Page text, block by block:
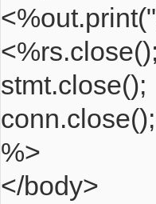
<%rs.close();
stmt.close();
conn.close();
%>
</body>